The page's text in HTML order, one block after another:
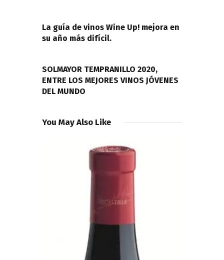
entradas
La guía de vinos Wine Up! mejora en
su año más difícil.
SOLMAYOR TEMPRANILLO 2020,
ENTRE LOS MEJORES VINOS JÓVENES
DEL MUNDO
You May Also Like